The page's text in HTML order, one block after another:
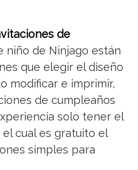
de
niño de Ninjago están
que elegir el diseño
modificar e imprimir,
de cumpleaños
solo tener el
cual es gratuito el
simples para